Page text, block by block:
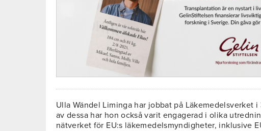
Ulla Wändel Liminga har jobbat på Läkemedelsverket
av dessa har hon också varit engagerad i olika
nätverket för EU:s läkemedelsmyndigheter, inklusive